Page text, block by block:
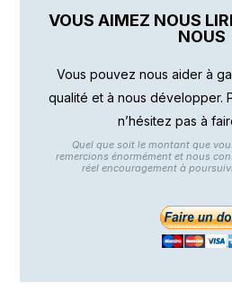
VOUS AIMEZ NOUS
NOUS
Vous pouvez nous aider à
qualité et à nous développer.
n’hésitez pas à
Quel que soit le montant que
remercions énormément et nous
réel encouragement à